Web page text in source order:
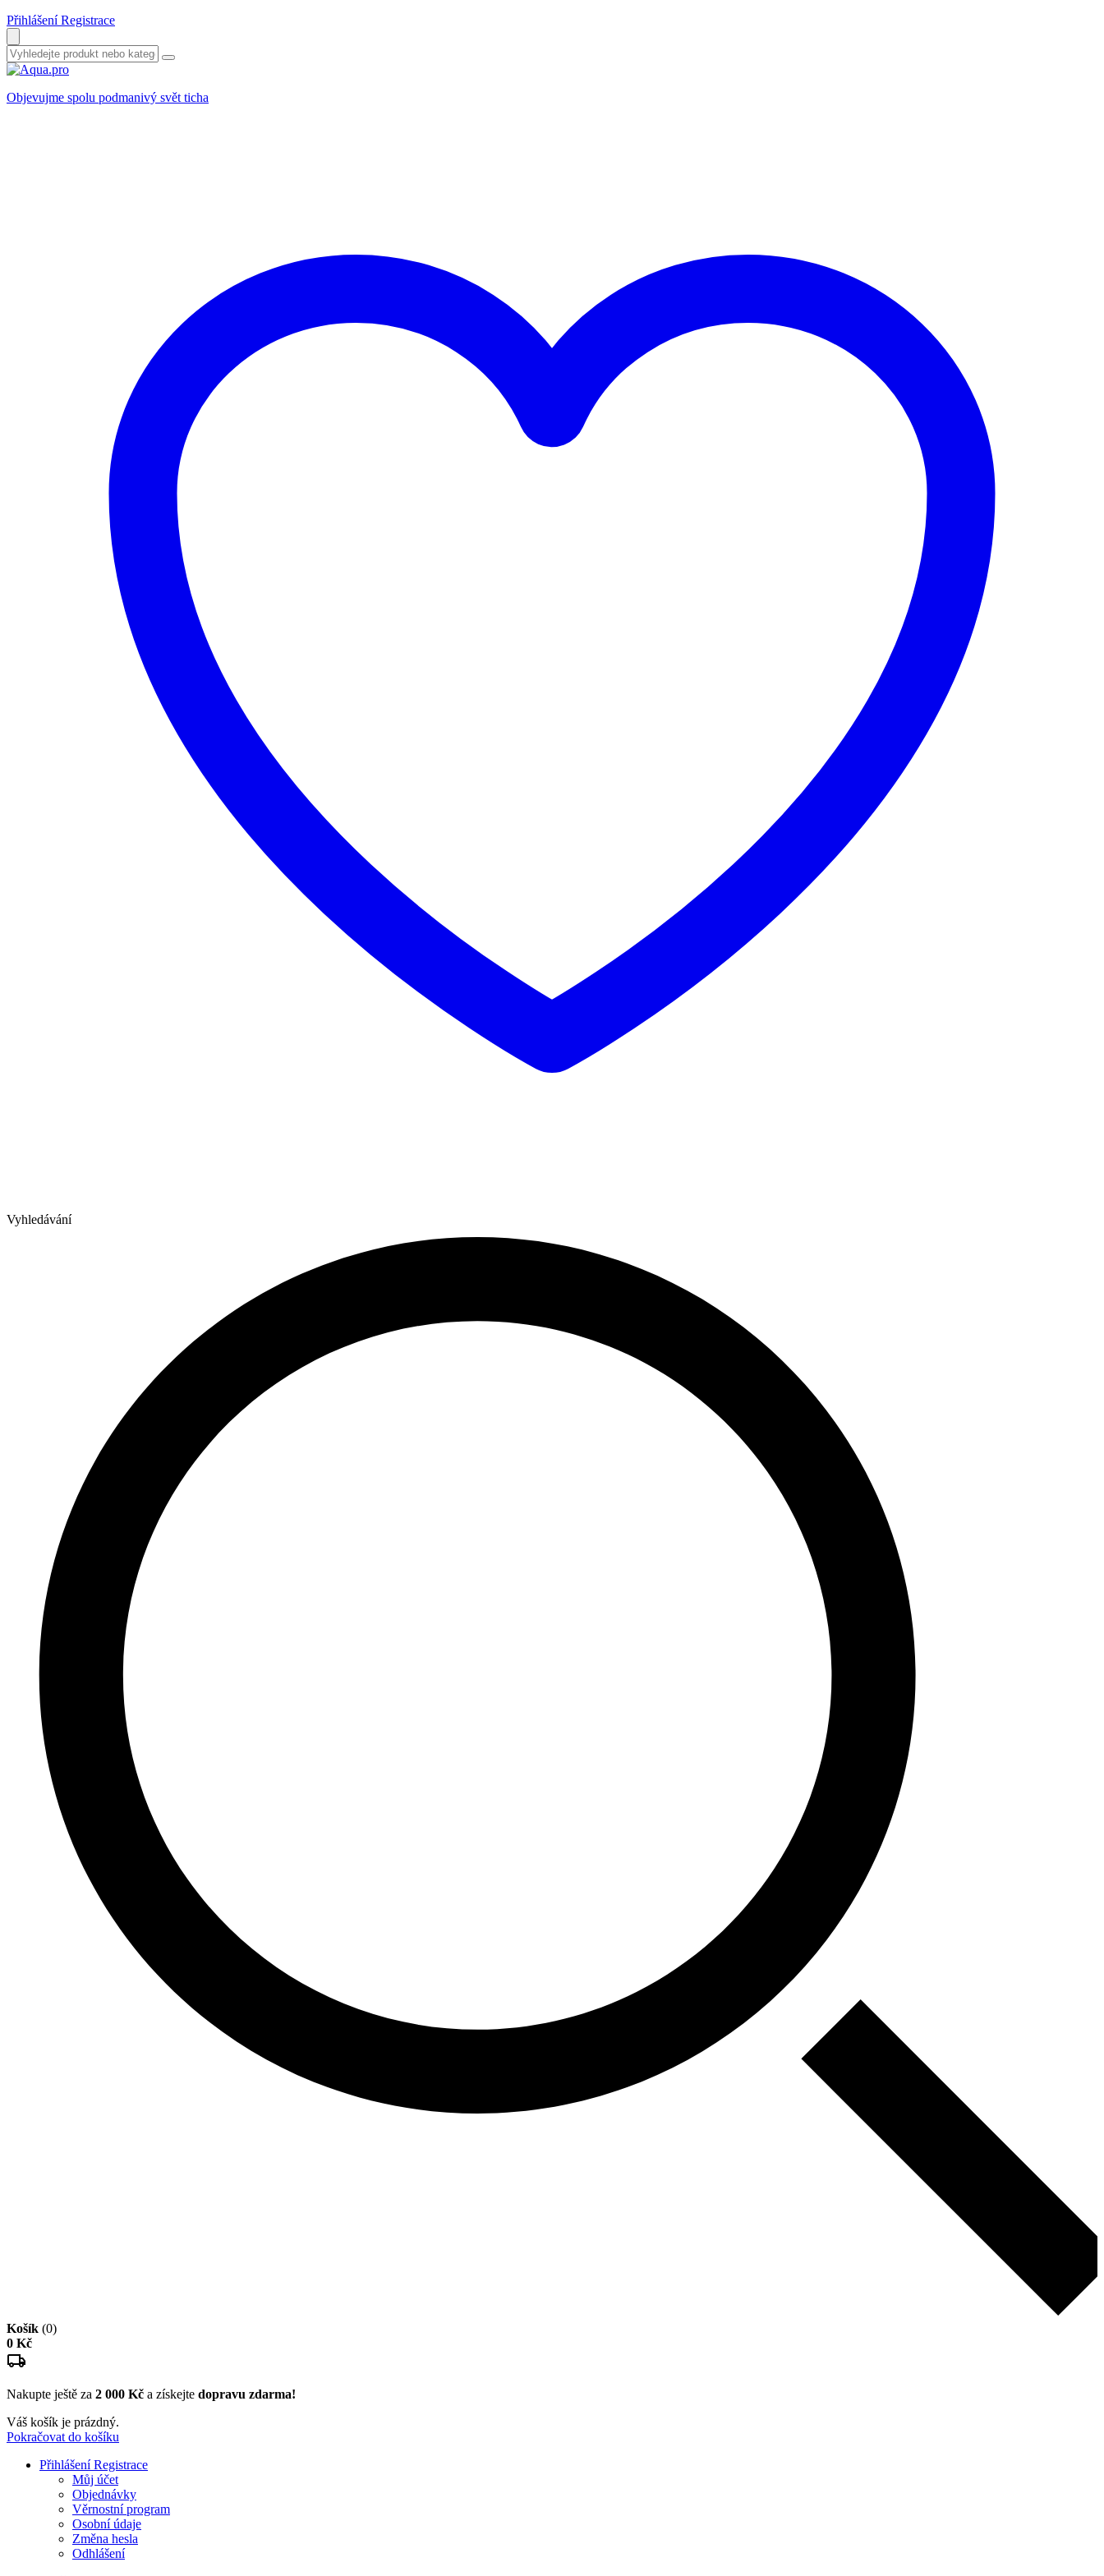
PřihlášeníRegistrace
Objevujme spolu podmanivý svět ticha
Vyhledávání
Košík (0)
0 Kč
Nakupte ještě za 2 000 Kč a získejte dopravu zdarma!
Váš košík je prázdný.
Pokračovat do košíku
PřihlášeníRegistrace
Můj účet
Objednávky
Věrnostní program
Osobní údaje
Změna hesla
Odhlášení